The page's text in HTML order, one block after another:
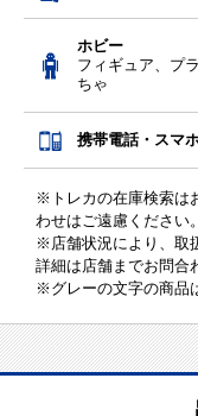
ホビー
フィギュア、プ
ちゃ
携帯電話・スマ
※トレカの在庫検索は
わせはご遠慮ください。
※店舗状況により、取
詳細は店舗までお問合
※グレーの文字の商品